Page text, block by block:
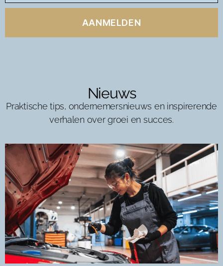
AANMELDEN
Nieuws
Praktische tips, ondernemersnieuws en inspirerende
verhalen over groei en succes.